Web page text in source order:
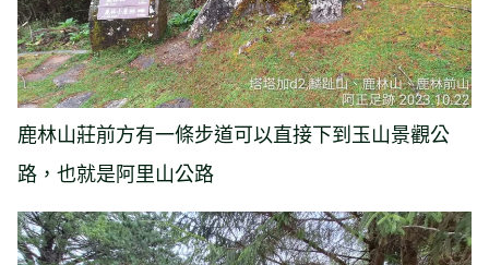
鹿林山莊前方有一條步道可以直接下到玉山景觀公
路，也就是阿里山公路